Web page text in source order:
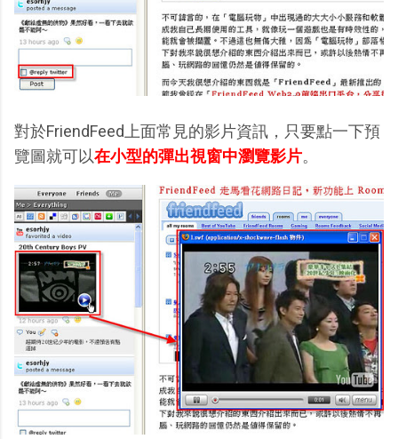
對於FriendFeed上面常見的影片資訊，只要點一下預
覽圖就可以在小型的彈出視窗中瀏覽影片。